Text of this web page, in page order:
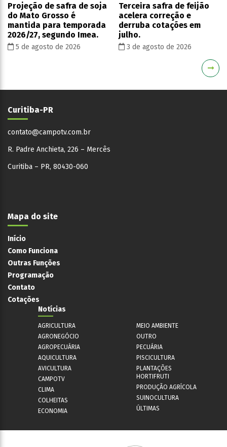
Projeção de safra de soja
do Mato Grosso é
mantida para temporada
2026/27, segundo Imea.
5 de agosto de 2026
Terceira safra de feijão
acelera correção e
derruba cotações em
julho.
3 de agosto de 2026
Curitiba-PR
contato@campotv.com.br
R. Padre Anchieta, 226 – Mercês
Curitiba – PR, 80430-060
Mapa do site
Início
Como Funciona
Outras Funções
Programação
Contato
Cotações
Notícias
AGRICULTURA
AGRONEGÓCIO
AGROPECUÁRIA
AQUICULTURA
AVICULTURA
CAMPOTV
CLIMA
COLHEITAS
ECONOMIA
MEIO AMBIENTE
OUTRO
PECUÁRIA
PISCICULTURA
PLANTAÇÕES
HORTIFRUTI
PRODUÇÃO AGRÍCOLA
SUINOCULTURA
ÚLTIMAS